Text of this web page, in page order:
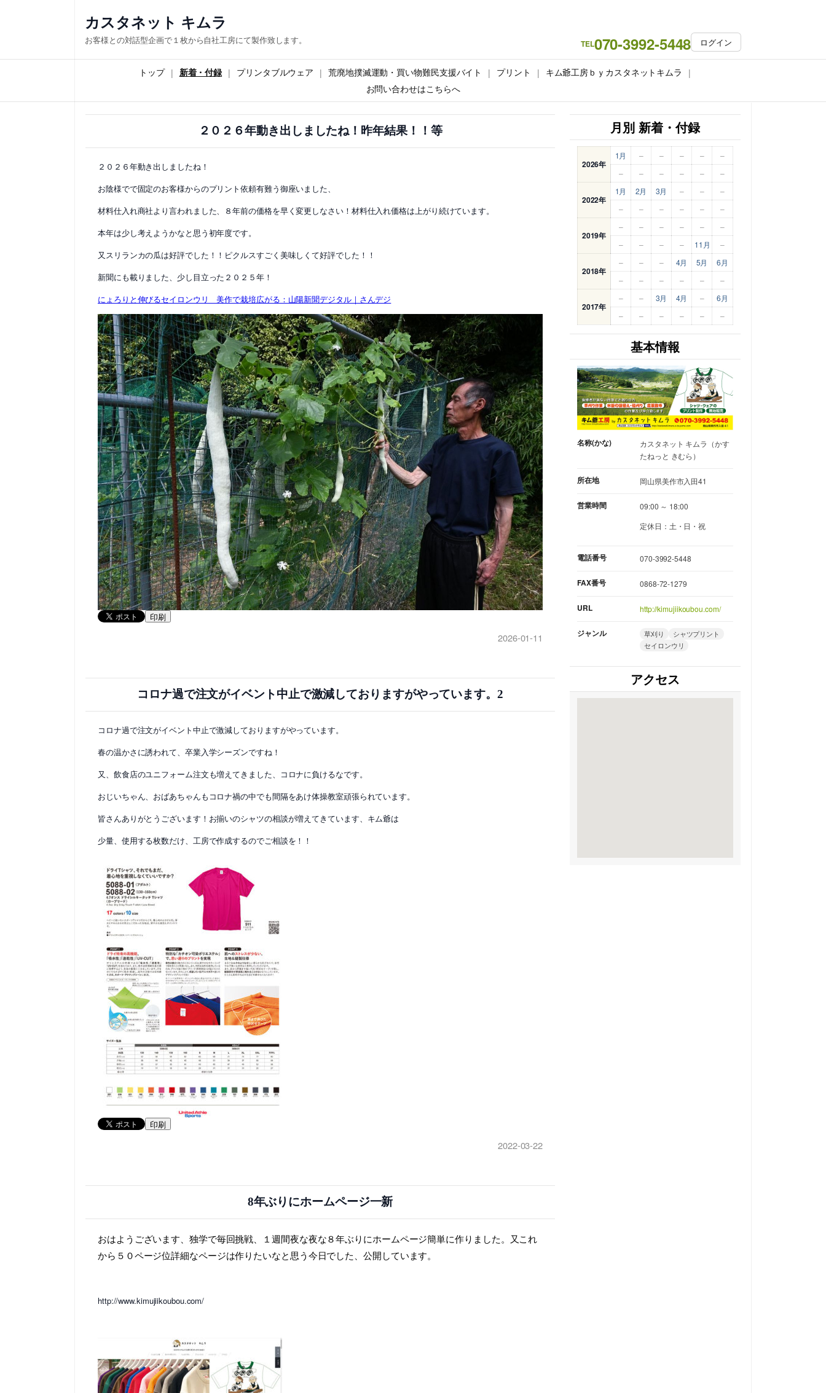
ス
ッ
カスタネット キムラ
お客様との対話型企画で１枚から自社工房にて製作致します。 TEL070-3992-5448 ログイン
トップ 新着・付録 プリンタブルウェア 荒廃地撲滅運動・買い物難民支援バイト プリント
キム爺工房ｂｙカスタネットキムラ
お問い合わせはこちらへ
２０２６年動き出しましたね！昨年結果！！等
２０２６年動き出しましたね！
お陰様でで固定のお客様からのプリント依頼有難う御座いました、
材料仕入れ商社より言われました、８年前の価格を早く変更しなさい！材料仕入れ価格は上がり続けています。
本年は少し考えようかなと思う初年度です。
又スリランカの瓜は好評でした！！ピクルスすごく美味しくて好評でした！！
新聞にも載りました、少し目立った２０２５年！
にょろりと伸びるセイロンウリ 美作で栽培広がる：山陽新聞デジタル｜さんデジ
印刷
2026-01-11
コロナ過で注文がイベント中止で激減しておりますがやっています。2
コロナ過で注文がイベント中止で激減しておりますがやっています。
春の温かさに誘われて、卒業入学シーズンですね！
又、飲食店のユニフォーム注文も増えてきました、コロナに負けるなです。
おじいちゃん、おばあちゃんもコロナ禍の中でも間隔をあけ体操教室頑張られています。
皆さんありがとうございます！お揃いのシャツの相談が増えてきています、キム爺は
少量、使用する枚数だけ、工房で作成するのでご相談を！！
印刷
2022-03-22
8年ぶりにホームページ一新
おはようございます、独学で毎回挑戦、１週間夜な夜な８年ぶりにホームページ簡単に作りました。又これ
から５０ページ位詳細なページは作りたいなと思う今日でした、公開しています。
http://www.kimujiikoubou.com/
月別 新着・付録
2026年
1月 – – – –
–
–
– – – – –
2022年
1月 2月 3月 – –
–
–
– – – – –
2019年
– – – – –
–
–
– – – 11月 –
2018年
– – – 4月 5月
6月
–
– – – – –
2017年
– – 3月 4月 –
6月
–
– – – – –
基本情報
名称(かな)
カスタネット キムラ（かす
たねっと きむら）
所在地 岡山県美作市入田41
営業時間
09:00 ～ 18:00
定休日：土・日・祝
電話番号 070-3992-5448
FAX番号 0868-72-1279
URL http://kimujiikoubou.com/
ジャンル 草刈り
シャツプリント
セイロンウリ
アクセス